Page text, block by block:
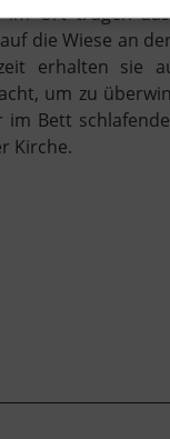
im Ort trugen
die Wiese an
erhalten sie
um zu
im Bett
Kirche.